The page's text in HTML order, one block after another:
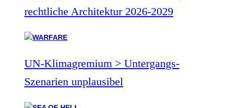
rechtliche Architektur 2026-2029
UN-Klimagremium > Untergangs-
Szenarien unplausibel